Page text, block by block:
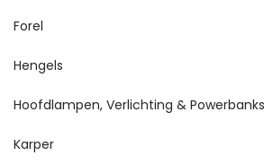
Forel
Hengels
Hoofdlampen, Verlichting & Powerbanks
Karper